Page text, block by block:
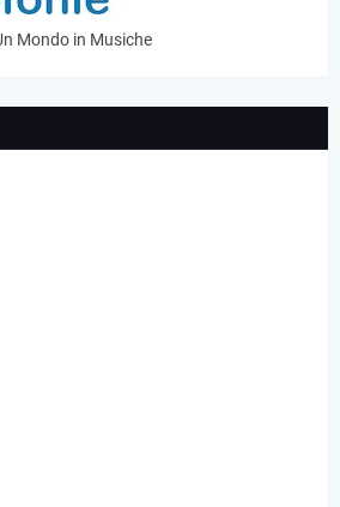
Mondo in Musiche